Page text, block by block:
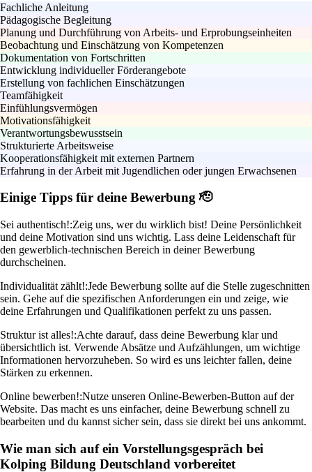
Fachliche Anleitung
Pädagogische Begleitung
Planung und Durchführung von Arbeits- und Erprobungseinheiten
Beobachtung und Einschätzung von Kompetenzen
Dokumentation von Fortschritten
Entwicklung individueller Förderangebote
Erstellung von fachlichen Einschätzungen
Teamfähigkeit
Einfühlungsvermögen
Motivationsfähigkeit
Verantwortungsbewusstsein
Strukturierte Arbeitsweise
Kooperationsfähigkeit mit externen Partnern
Erfahrung in der Arbeit mit Jugendlichen oder jungen Erwachsenen
Einige Tipps für deine Bewerbung 🫡
Sei authentisch!:Zeig uns, wer du wirklich bist! Deine Persönlichkeit
und deine Motivation sind uns wichtig. Lass deine Leidenschaft für
den gewerblich-technischen Bereich in deiner Bewerbung
durchscheinen.
Individualität zählt!:Jede Bewerbung sollte auf die Stelle zugeschnitten
sein. Gehe auf die spezifischen Anforderungen ein und zeige, wie
deine Erfahrungen und Qualifikationen perfekt zu uns passen.
Struktur ist alles!:Achte darauf, dass deine Bewerbung klar und
übersichtlich ist. Verwende Absätze und Aufzählungen, um wichtige
Informationen hervorzuheben. So wird es uns leichter fallen, deine
Stärken zu erkennen.
Online bewerben!:Nutze unseren Online-Bewerben-Button auf der
Website. Das macht es uns einfacher, deine Bewerbung schnell zu
bearbeiten und du kannst sicher sein, dass sie direkt bei uns ankommt.
Wie man sich auf ein Vorstellungsgespräch bei
Kolping Bildung Deutschland vorbereitet